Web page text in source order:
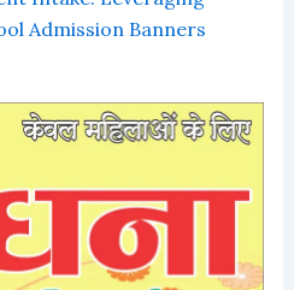
Admission Banners